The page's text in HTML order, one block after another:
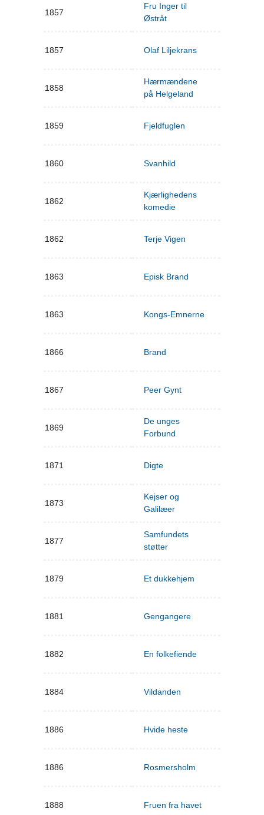
1857
Fru Inger til
Østråt
1857 Olaf Liljekrans
1858
Hærmændene
på Helgeland
1859 Fjeldfuglen
1860 Svanhild
1862
Kjærlighedens
komedie
1862 Terje Vigen
1863 Episk Brand
1863 Kongs-Emnerne
1866 Brand
1867 Peer Gynt
1869
De unges
Forbund
1871 Digte
1873
Kejser og
Galilæer
1877
Samfundets
støtter
1879 Et dukkehjem
1881 Gengangere
1882 En folkefiende
1884 Vildanden
1886 Hvide heste
1886 Rosmersholm
1888 Fruen fra havet